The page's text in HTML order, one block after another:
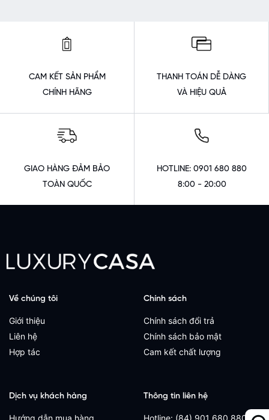
CAM KẾT SẢN PHẨM
CHÍNH HÃNG
THANH TOÁN DỄ DÀNG
VÀ HIỆU QUẢ
GIAO HÀNG ĐẢM BẢO
TOÀN QUỐC
HOTLINE: 0901 680 880
8:00 - 20:00
Về chúng tôi
Giới thiệu
Liên hệ
Hợp tác
Chính sách
Chính sách đổi trả
Chính sách bảo mật
Cam kết chất lượng
Dịch vụ khách hàng
Hướng dẫn mua hàng
Thông tin liên hệ
Hotline: (84) 901 680 880